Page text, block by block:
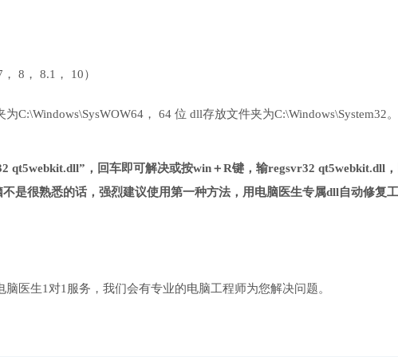
8， 8.1， 10）
C:\Windows\SysWOW64， 64 位 dll存放文件夹为C:\Windows\System32。
qt5webkit.dll”，回车即可解决或按win＋R键，输regsvr32 qt5webkit.dll，
是很熟悉的话，强烈建议使用第一种方法，用电脑医生专属dll自动修复工
医生1对1服务，我们会有专业的电脑工程师为您解决问题。